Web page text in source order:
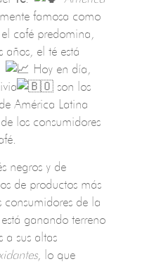
famosa como
café predomina,
años, el té está
Hoy en día,
son los
América Latina
los consumidores
negros y de
de productos más
consumidores de la
ganando terreno
a sus altas
, lo que